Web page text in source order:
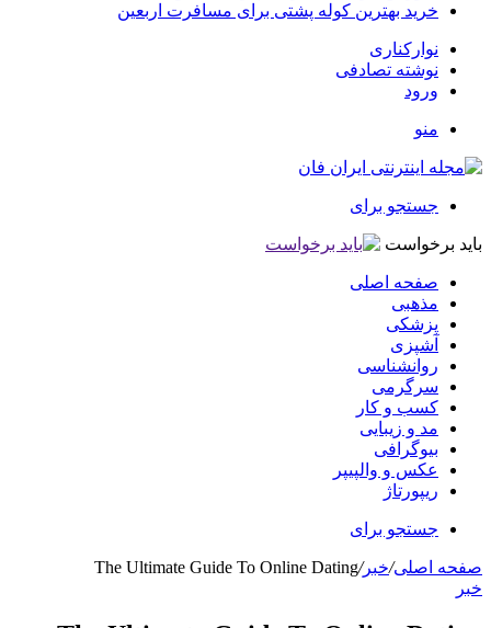
خرید بهترین کوله پشتی برای مسافرت اربعین
نوارکناری
نوشته تصادفی
ورود
منو
جستجو برای
باید برخواست
صفحه اصلی
مذهبی
پزشکی
آشپزی
روانشناسی
سرگرمی
کسب و کار
مد و زیبایی
بیوگرافی
عکس و والپیپر
ریپورتاژ
جستجو برای
صفحه اصلی/خبر/
The Ultimate Guide To Online Dating
خبر